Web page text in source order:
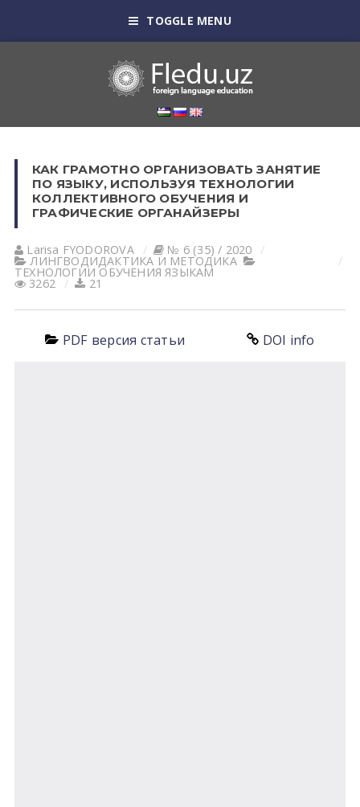
TOGGLE MENU
КАК ГРАМОТНО ОРГАНИЗОВАТЬ ЗАНЯТИЕ
ПО ЯЗЫКУ, ИСПОЛЬЗУЯ ТЕХНОЛОГИИ
КОЛЛЕКТИВНОГО ОБУЧЕНИЯ И
ГРАФИЧЕСКИЕ ОРГАНАЙЗЕРЫ
Larisa FYODOROVА № 6 (35) / 2020
ЛИНГВОДИДАКТИКА И МЕТОДИКА
ТЕХНОЛОГИИ ОБУЧЕНИЯ ЯЗЫКАМ
3262 21
PDF версия статьи DOI info